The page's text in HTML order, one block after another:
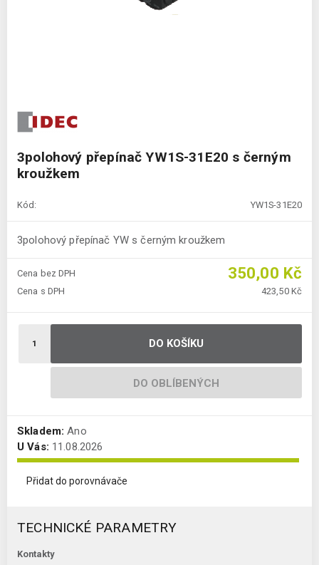
3polohový přepínač YW1S-31E20 s černým
kroužkem
Kód: YW1S-31E20
3polohový přepínač YW s černým kroužkem
Cena bez DPH 350,00 Kč
Cena s DPH 423,50 Kč
DO KOŠÍKU
DO OBLÍBENÝCH
Skladem: Ano
U Vás: 11.08.2026
Přidat do porovnávače
TECHNICKÉ PARAMETRY
Kontakty